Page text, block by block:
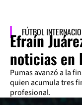
FÚTBOL
Efraín
noticias en
Pumas avanzó a la
quien acumula tres
profesional.